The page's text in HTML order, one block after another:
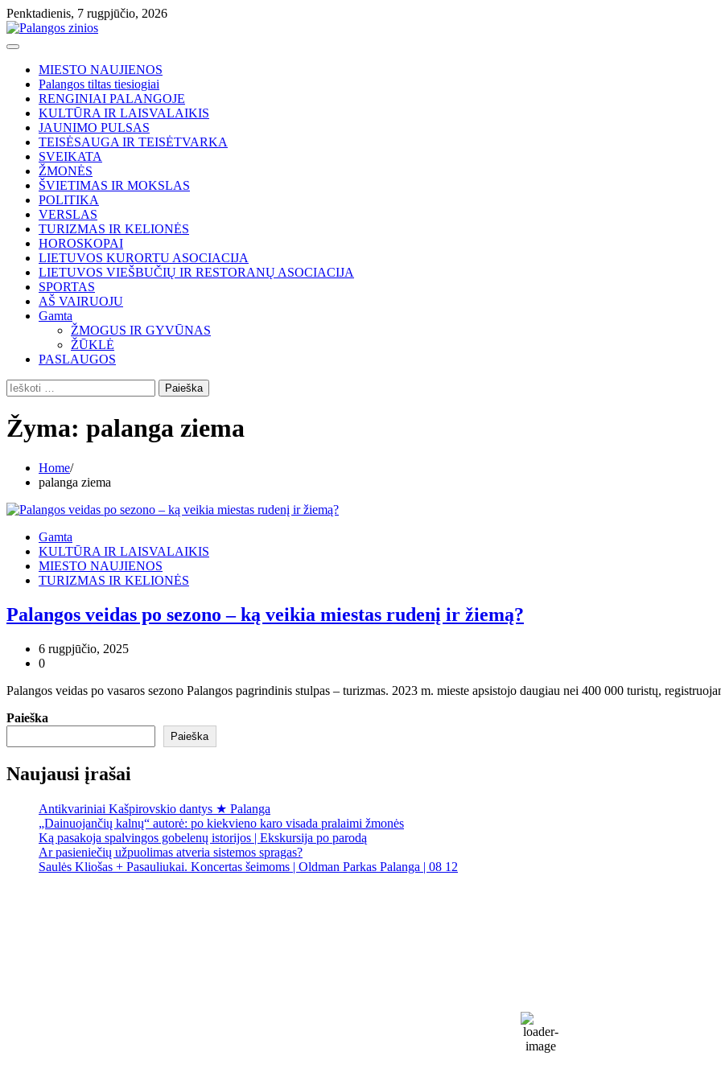
Skip
to
content
Penktadienis, 7 rugpjūčio, 2026
MIESTO NAUJIENOS
Palangos tiltas tiesiogiai
RENGINIAI PALANGOJE
KULTŪRA IR LAISVALAIKIS
JAUNIMO PULSAS
TEISĖSAUGA IR TEISĖTVARKA
SVEIKATA
ŽMONĖS
ŠVIETIMAS IR MOKSLAS
POLITIKA
VERSLAS
TURIZMAS IR KELIONĖS
HOROSKOPAI
LIETUVOS KURORTU ASOCIACIJA
LIETUVOS VIEŠBUČIŲ IR RESTORANŲ ASOCIACIJA
SPORTAS
AŠ VAIRUOJU
Gamta
ŽMOGUS IR GYVŪNAS
ŽŪKLĖ
PASLAUGOS
Ieškoti:
Žyma: palanga ziema
Home
palanga ziema
Gamta
KULTŪRA IR LAISVALAIKIS
MIESTO NAUJIENOS
TURIZMAS IR KELIONĖS
Palangos veidas po sezono – ką veikia miestas rudenį ir žiemą?
6 rugpjūčio, 2025
0
Palangos veidas po vasaros sezono Palangos pagrindinis stulpas – turizmas. 2023 m. mieste apsistojo daugiau nei 400 000 turistų,
Paieška
Paieška
Naujausi įrašai
Antikvariniai Kašpirovskio dantys ★ Palanga
„Dainuojančių kalnų“ autorė: po kiekvieno karo visada pralaimi žmonės
Ką pasakoja spalvingos gobelenų istorijos | Ekskursija po parodą
Ar pasieniečių užpuolimas atveria sistemos spragas?
Saulės Kliošas + Pasauliukai. Koncertas šeimoms | Oldman Parkas Palanga | 08 12
74 %